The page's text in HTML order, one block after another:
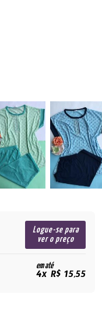
Logue-se para
ver o preço
em até
4x R$ 15,55